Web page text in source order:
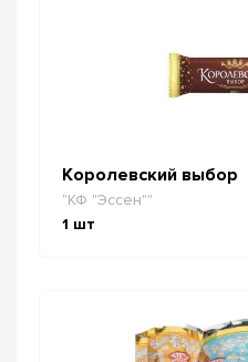
Королевский выбор
"КФ "Эссен""
1 шт